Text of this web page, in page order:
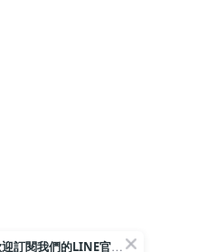
歡迎訂閱我們的LINE官方帳號